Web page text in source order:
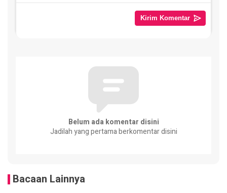
Belum ada komentar disini
Jadilah yang pertama berkomentar disini
Bacaan Lainnya